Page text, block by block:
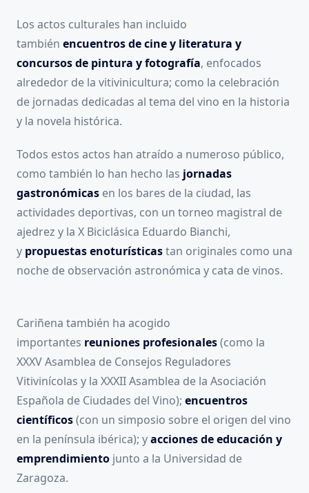
Los actos culturales han incluido
también encuentros de cine y literatura y
concursos de pintura y fotografía, enfocados
alrededor de la vitivinicultura; como la celebración
de jornadas dedicadas al tema del vino en la historia
y la novela histórica.
Todos estos actos han atraído a numeroso público,
como también lo han hecho las jornadas
gastronómicas en los bares de la ciudad, las
actividades deportivas, con un torneo magistral de
ajedrez y la X Biciclásica Eduardo Bianchi,
y propuestas enoturísticastan originales como una
noche de observación astronómica y cata de vinos.
Cariñena también ha acogido
importantes reuniones profesionales(como la
XXXV Asamblea de Consejos Reguladores
Vitivinícolas y la XXXII Asamblea de la Asociación
Española de Ciudades del Vino); encuentros
científicos(con un simposio sobre el origen del vino
en la península ibérica); yacciones de educación y
emprendimiento junto a la Universidad de
Zaragoza.